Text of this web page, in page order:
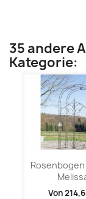
35 andere
Kategorie:
Von